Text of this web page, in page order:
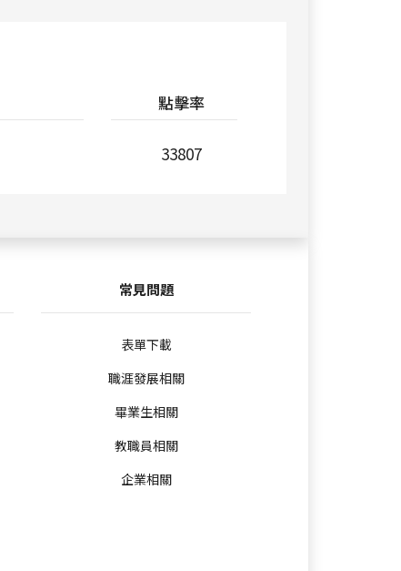
點擊率
33807
常見問題
表單下載
職涯發展相關
畢業生相關
教職員相關
企業相關